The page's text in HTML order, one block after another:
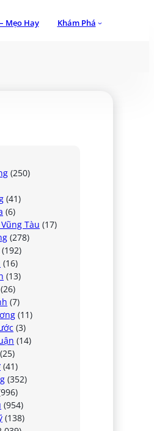
Mẹo Hay Khám Phá
(250)
(41)
(6)
Tàu (17)
(278)
(192)
(16)
(13)
(26)
(7)
(11)
(3)
(14)
(25)
(41)
(352)
(954)
(138)